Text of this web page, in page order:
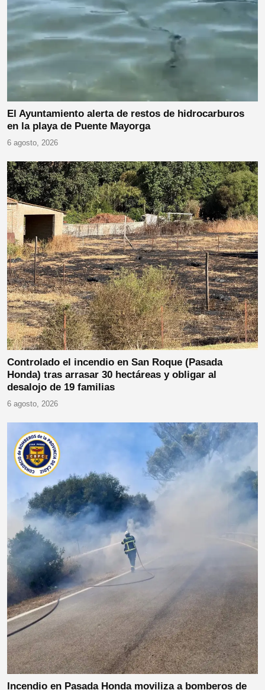
El Ayuntamiento alerta de restos de hidrocarburos
en la playa de Puente Mayorga
6 agosto, 2026
Controlado el incendio en San Roque (Pasada
Honda) tras arrasar 30 hectáreas y obligar al
desalojo de 19 familias
6 agosto, 2026
Incendio en Pasada Honda moviliza a bomberos de